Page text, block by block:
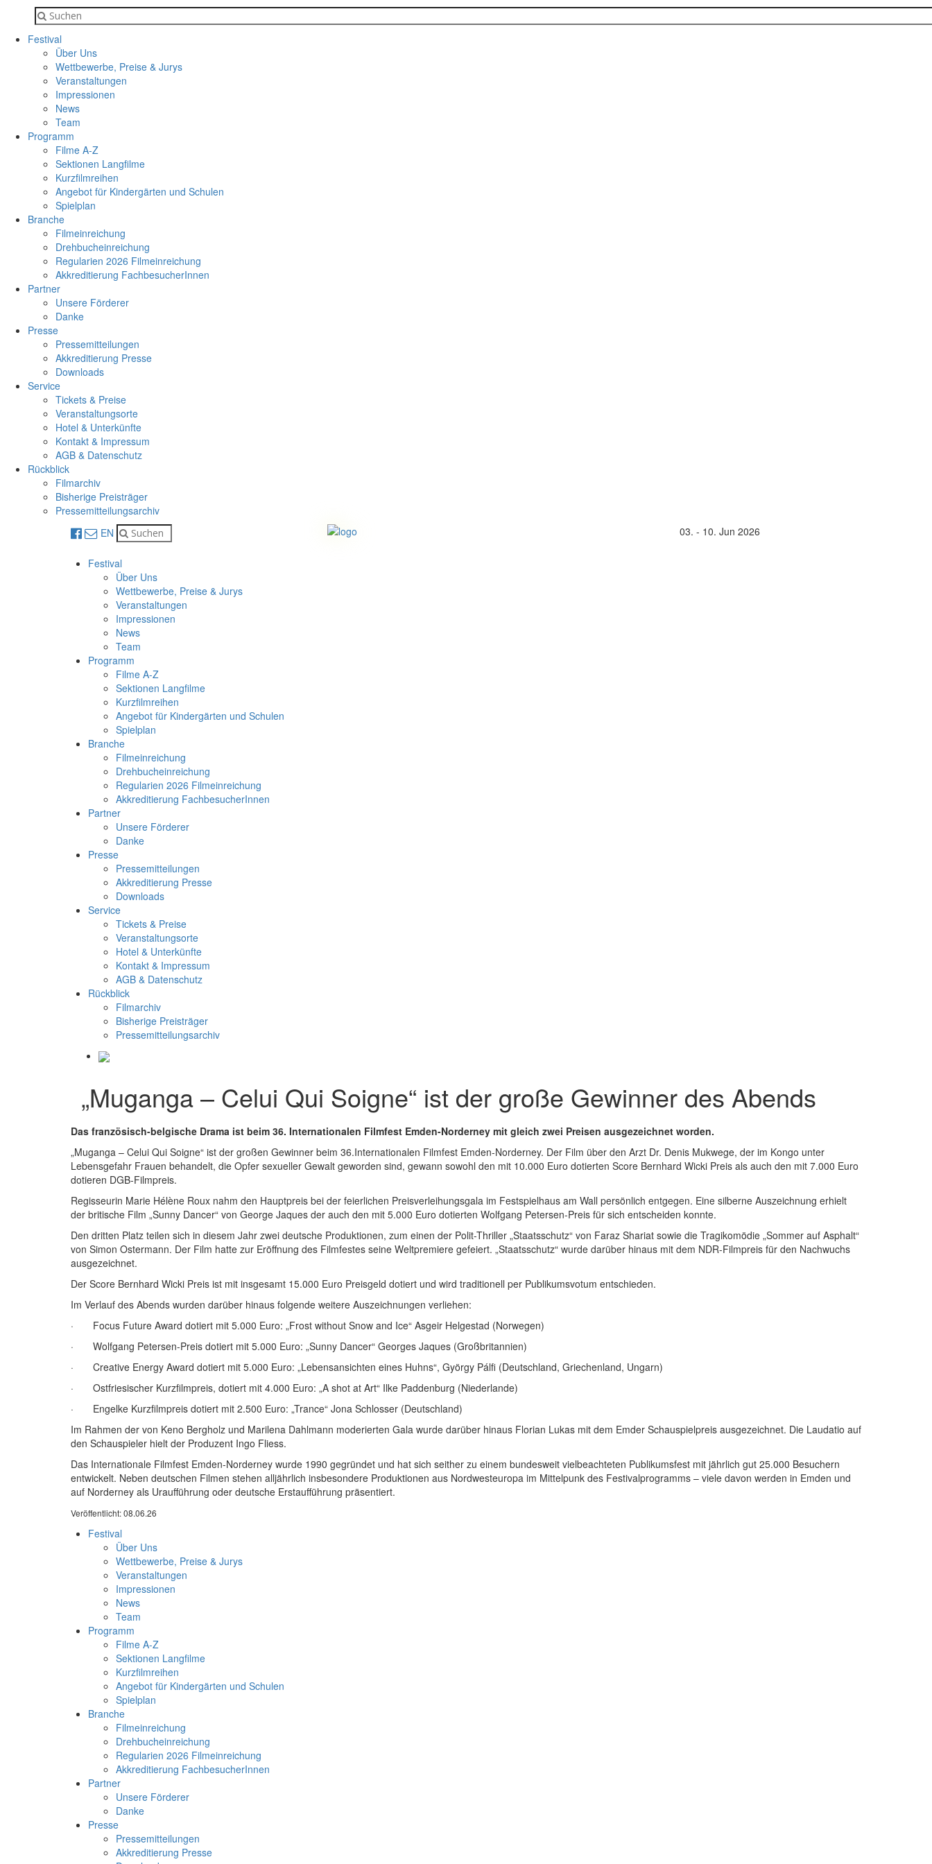
Festival
Über Uns
Wettbewerbe, Preise & Jurys
Veranstaltungen
Impressionen
News
Team
Programm
Filme A-Z
Sektionen Langfilme
Kurzfilmreihen
Angebot für Kindergärten und Schulen
Spielplan
Branche
Filmeinreichung
Drehbucheinreichung
Regularien 2026 Filmeinreichung
Akkreditierung FachbesucherInnen
Partner
Unsere Förderer
Danke
Presse
Pressemitteilungen
Akkreditierung Presse
Downloads
Service
Tickets & Preise
Veranstaltungsorte
Hotel & Unterkünfte
Kontakt & Impressum
AGB & Datenschutz
Rückblick
Filmarchiv
Bisherige Preisträger
Pressemitteilungsarchiv
EN
03. - 10. Jun 2026
Festival
Über Uns
Wettbewerbe, Preise & Jurys
Veranstaltungen
Impressionen
News
Team
Programm
Filme A-Z
Sektionen Langfilme
Kurzfilmreihen
Angebot für Kindergärten und Schulen
Spielplan
Branche
Filmeinreichung
Drehbucheinreichung
Regularien 2026 Filmeinreichung
Akkreditierung FachbesucherInnen
Partner
Unsere Förderer
Danke
Presse
Pressemitteilungen
Akkreditierung Presse
Downloads
Service
Tickets & Preise
Veranstaltungsorte
Hotel & Unterkünfte
Kontakt & Impressum
AGB & Datenschutz
Rückblick
Filmarchiv
Bisherige Preisträger
Pressemitteilungsarchiv
„Muganga – Celui Qui Soigne“ ist der große Gewinner des Abends
Das französisch-belgische Drama ist beim 36. Internationalen Filmfest Emden-Norderney mit gleich zwei Preisen ausgezeichnet worden.
„Muganga – Celui Qui Soigne“ ist der großen Gewinner beim 36.Internationalen Filmfest Emden-Norderney. Der Film über den Arzt Dr. Denis Mukwege, der im Kongo unter
Lebensgefahr Frauen behandelt, die Opfer sexueller Gewalt geworden sind, gewann sowohl den mit 10.000 Euro dotierten Score Bernhard Wicki Preis als auch den mit 7.000 Euro
dotieren DGB-Filmpreis.
Regisseurin Marie Hélène Roux nahm den Hauptpreis bei der feierlichen Preisverleihungsgala im Festspielhaus am Wall persönlich entgegen. Eine silberne Auszeichnung erhielt
der britische Film „Sunny Dancer“ von George Jaques der auch den mit 5.000 Euro dotierten Wolfgang Petersen-Preis für sich entscheiden konnte.
Den dritten Platz teilen sich in diesem Jahr zwei deutsche Produktionen, zum einen der Polit-Thriller „Staatsschutz“ von Faraz Shariat sowie die Tragikomödie „Sommer auf Asphalt“
von Simon Ostermann. Der Film hatte zur Eröffnung des Filmfestes seine Weltpremiere gefeiert. „Staatsschutz“ wurde darüber hinaus mit dem NDR-Filmpreis für den Nachwuchs
ausgezeichnet.
Der Score Bernhard Wicki Preis ist mit insgesamt 15.000 Euro Preisgeld dotiert und wird traditionell per Publikumsvotum entschieden.
Im Verlauf des Abends wurden darüber hinaus folgende weitere Auszeichnungen verliehen:
· Focus Future Award dotiert mit 5.000 Euro: „Frost without Snow and Ice“ Asgeir Helgestad (Norwegen)
· Wolfgang Petersen-Preis dotiert mit 5.000 Euro: „Sunny Dancer“ Georges Jaques (Großbritannien)
· Creative Energy Award dotiert mit 5.000 Euro: „Lebensansichten eines Huhns“, György Pálfi (Deutschland, Griechenland, Ungarn)
· Ostfriesischer Kurzfilmpreis, dotiert mit 4.000 Euro: „A shot at Art“ Ilke Paddenburg (Niederlande)
· Engelke Kurzfilmpreis dotiert mit 2.500 Euro: „Trance“ Jona Schlosser (Deutschland)
Im Rahmen der von Keno Bergholz und Marilena Dahlmann moderierten Gala wurde darüber hinaus Florian Lukas mit dem Emder Schauspielpreis ausgezeichnet. Die Laudatio auf
den Schauspieler hielt der Produzent Ingo Fliess.
Das Internationale Filmfest Emden-Norderney wurde 1990 gegründet und hat sich seither zu einem bundesweit vielbeachteten Publikumsfest mit jährlich gut 25.000 Besuchern
entwickelt. Neben deutschen Filmen stehen alljährlich insbesondere Produktionen aus Nordwesteuropa im Mittelpunk des Festivalprogramms – viele davon werden in Emden und
auf Norderney als Uraufführung oder deutsche Erstaufführung präsentiert.
Veröffentlicht: 08.06.26
Festival
Über Uns
Wettbewerbe, Preise & Jurys
Veranstaltungen
Impressionen
News
Team
Programm
Filme A-Z
Sektionen Langfilme
Kurzfilmreihen
Angebot für Kindergärten und Schulen
Spielplan
Branche
Filmeinreichung
Drehbucheinreichung
Regularien 2026 Filmeinreichung
Akkreditierung FachbesucherInnen
Partner
Unsere Förderer
Danke
Presse
Pressemitteilungen
Akkreditierung Presse